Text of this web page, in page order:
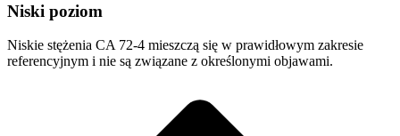
Niski poziom
Niskie stężenia CA 72-4 mieszczą się w prawidłowym zakresie
referencyjnym i nie są związane z określonymi objawami.